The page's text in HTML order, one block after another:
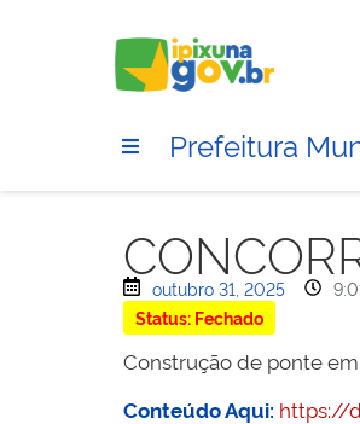
Prefeitura
outubro 31, 2025
Status: Fechado
Construção de ponte
Conteúdo Aqui: https://